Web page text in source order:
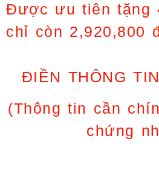
Được ưu tiên tặng
chỉ còn 2,920,800
ĐIỀN THÔNG
(Thông tin cần
chứng